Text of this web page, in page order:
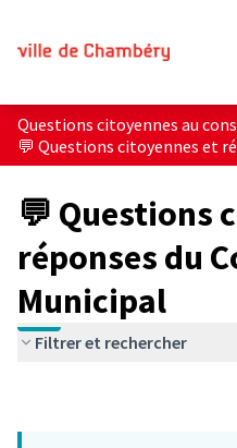
Questions citoyennes au
💬 Questions citoyennes et
💬 Questions
réponses du
Municipal
Filtrer et rechercher